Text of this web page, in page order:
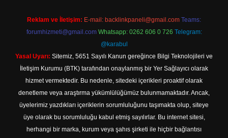
Reklam ve İletişim: E-mail: backlinkpaneli@gmail.com Teams:
forumhizmeti@gmail.com Whatsapp: 0262 606 0 726 Telegram:
@karabul
Yasal Uyarı: Sitemiz, 5651 Sayılı Kanun gereğince Bilgi Teknolojileri ve
İletişim Kurumu (BTK) tarafından onaylanmış bir Yer Sağlayıcı olarak
hizmet vermektedir. Bu nedenle, sitedeki içerikleri proaktif olarak
denetleme veya araştırma yükümlülüğümüz bulunmamaktadır. Ancak,
üyelerimiz yazdıkları içeriklerin sorumluluğunu taşımakta olup, siteye
üye olarak bu sorumluluğu kabul etmiş sayılırlar. Bu internet sitesi,
herhangi bir marka, kurum veya şahıs şirketi ile hiçbir bağlantısı